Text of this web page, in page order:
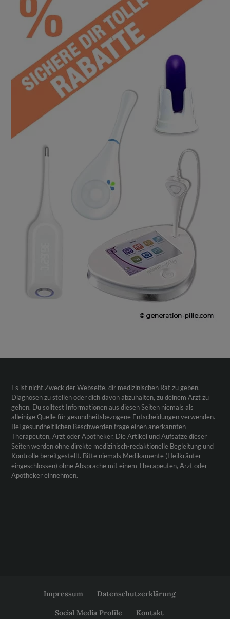
Es ist nicht Zweck der Webseite, dir medizinischen Rat zu geben,
Diagnosen zu stellen oder dich davon abzuhalten, zu deinem Arzt zu
gehen. Du solltest Informationen aus diesen Seiten niemals als
alleinige Quelle für gesundheitsbezogene Entscheidungen verwenden.
Bei gesundheitlichen Beschwerden frage einen anerkannten
Therapeuten, Arzt oder Apotheker. Die Artikel und Aufsätze dieser
Seiten werden ohne direkte medizinisch-redaktionelle Begleitung und
Kontrolle bereitgestellt. Bitte niemals Medikamente (Heilkräuter
eingeschlossen) ohne Absprache mit einem Therapeuten, Arzt oder
Apotheker einnehmen.
Impressum Datenschutzerklärung
Social Media Profile Kontakt